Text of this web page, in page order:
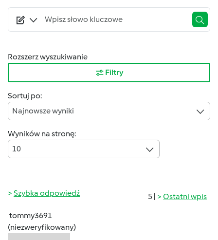
Rozszerz wyszukiwanie
Filtry
Sortuj po:
Najnowsze wyniki
Wyników na stronę:
10
5 | Ostatni wpis
Szybka odpowiedź
tommy3691
(niezweryfikowany)